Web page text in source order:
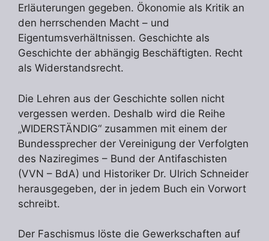
Erläuterungen gegeben. Ökonomie als Kritik an
den herrschenden Macht – und
Eigentumsverhältnissen. Geschichte als
Geschichte der abhängig Beschäftigten. Recht
als Widerstandsrecht.
Die Lehren aus der Geschichte sollen nicht
vergessen werden. Deshalb wird die Reihe
„WIDERSTÄNDIG“ zusammen mit einem der
Bundessprecher der Vereinigung der Verfolgten
des Naziregimes – Bund der Antifaschisten
(VVN – BdA) und Historiker Dr. Ulrich Schneider
herausgegeben, der in jedem Buch ein Vorwort
schreibt.
Der Faschismus löste die Gewerkschaften auf